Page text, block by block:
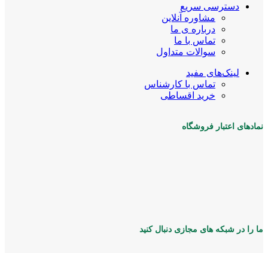
دسترسی سریع
مشاوره آنلاین
درباره ی ما
تماس با ما
سوالات متداول
لینک‌های مفید
تماس با کارشناس
خرید اقساطی
نمادهای اعتبار فروشگاه
ما را در شبکه های مجازی دنبال کنید